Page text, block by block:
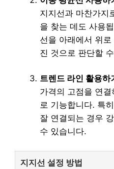
지지선과 마찬가지
을 찾는 데도 사용
선을 아래에서 위
진 것으로 판단할
트렌드 라인 활용하
가격의 고점을 연
로 기능합니다. 특
잘 연결되는 경우
수 있습니다.
지지선 설정 방법